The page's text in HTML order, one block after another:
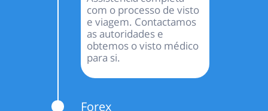
com o processo de visto
e viagem. Contactamos
as autoridades e
obtemos o visto médico
para si.
Forex